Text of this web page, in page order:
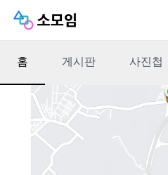
홈 게시판 사진첩